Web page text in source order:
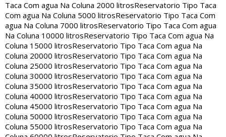
Taca Com agua Na Coluna 2000 litrosReservatorio Tipo Taca
Com agua Na Coluna 5000 litrosReservatorio Tipo Taca Com
agua Na Coluna 7000 litrosReservatorio Tipo Taca Com agua
Na Coluna 10000 litrosReservatorio Tipo Taca Com agua Na
Coluna 15000 litrosReservatorio Tipo Taca Com agua Na
Coluna 20000 litrosReservatorio Tipo Taca Com agua Na
Coluna 25000 litrosReservatorio Tipo Taca Com agua Na
Coluna 30000 litrosReservatorio Tipo Taca Com agua Na
Coluna 35000 litrosReservatorio Tipo Taca Com agua Na
Coluna 40000 litrosReservatorio Tipo Taca Com agua Na
Coluna 45000 litrosReservatorio Tipo Taca Com agua Na
Coluna 50000 litrosReservatorio Tipo Taca Com agua Na
Coluna 55000 litrosReservatorio Tipo Taca Com agua Na